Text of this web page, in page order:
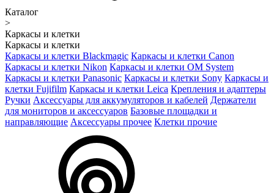
Каталог
>
Каркасы и клетки
Каркасы и клетки
Каркасы и клетки Blackmagic Каркасы и клетки Canon
Каркасы и клетки Nikon Каркасы и клетки OM System
Каркасы и клетки Panasonic Каркасы и клетки Sony Каркасы и
клетки Fujifilm Каркасы и клетки Leica Крепления и адаптеры
Ручки Аксессуары для аккумуляторов и кабелей Держатели
для мониторов и аксессуаров Базовые площадки и
направляющие Аксессуары прочее Клетки прочие